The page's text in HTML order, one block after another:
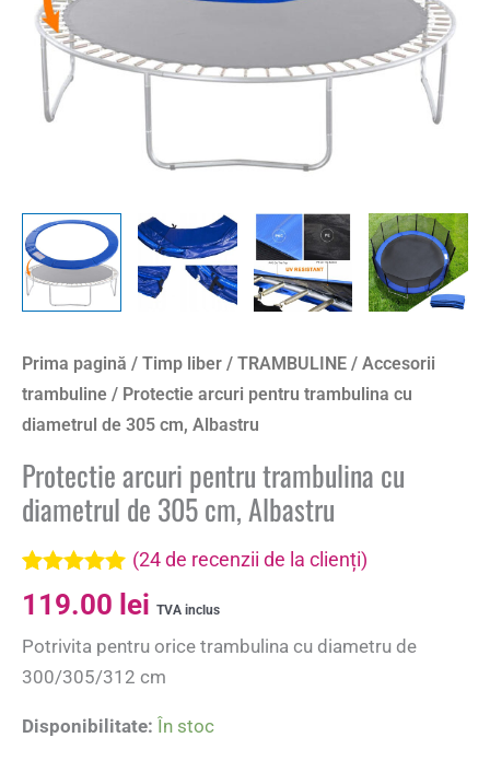
Prima pagină / Timp liber / TRAMBULINE / Accesorii
trambuline / Protectie arcuri pentru trambulina cu
diametrul de 305 cm, Albastru
Protectie arcuri pentru trambulina cu
diametrul de 305 cm, Albastru
Evaluat la
5.00din 5 pe
24
evaluări de
la clienți
(24de recenzii de la clienți)
119.00 lei TVA inclus
Potrivita pentru orice trambulina cu diametru de
300/305/312 cm
Disponibilitate: În stoc
305
cm,
Albastru